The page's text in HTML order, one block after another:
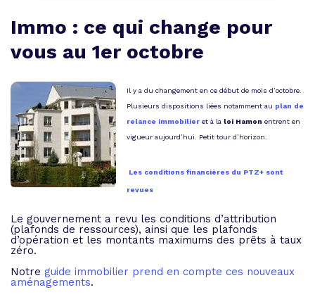
Immo : ce qui change pour
vous au 1er octobre
Il y a du changement en ce début de mois d’octobre.
Plusieurs dispositions liées notamment au plan de
relance immobilier et à la loi Hamon entrent en
vigueur aujourd’hui. Petit tour d’horizon.
Les conditions financières du PTZ+ sont
revues
Le gouvernement a revu les conditions d’attribution
(plafonds de ressources), ainsi que les plafonds
d’opération et les montants maximums des prêts à taux
zéro.
Notre guide immobilier prend en compte ces nouveaux
aménagements.